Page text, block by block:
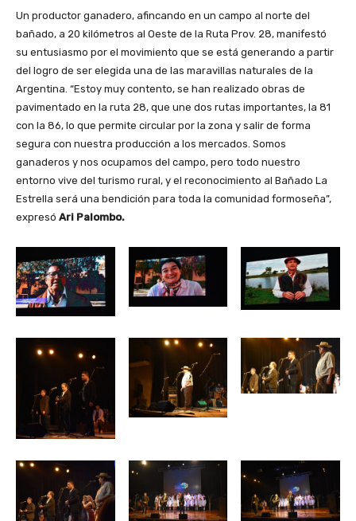
Un productor ganadero, afincando en un campo al norte del
bañado, a 20 kilómetros al Oeste de la Ruta Prov. 28, manifestó
su entusiasmo por el movimiento que se está generando a partir
del logro de ser elegida una de las maravillas naturales de la
Argentina. “Estoy muy contento, se han realizado obras de
pavimentado en la ruta 28, que une dos rutas importantes, la 81
con la 86, lo que permite circular por la zona y salir de forma
segura con nuestra producción a los mercados. Somos
ganaderos y nos ocupamos del campo, pero todo nuestro
entorno vive del turismo rural, y el reconocimiento al Bañado La
Estrella será una bendición para toda la comunidad formoseña”,
expresó Ari Palombo.